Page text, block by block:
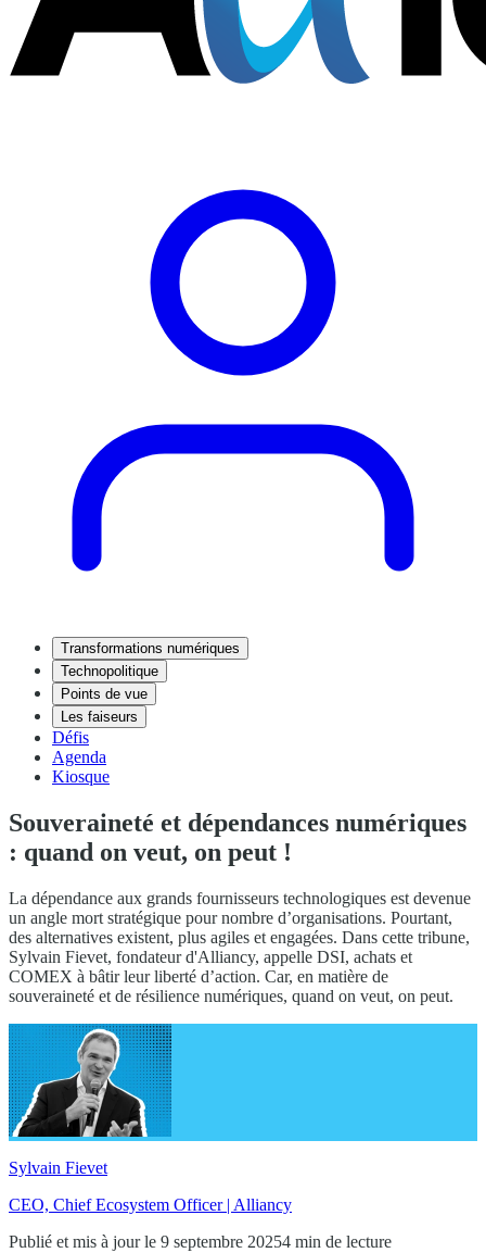
Transformations numériques
Technopolitique
Points de vue
Les faiseurs
Défis
Agenda
Kiosque
Souveraineté et dépendances numériques
: quand on veut, on peut !
La dépendance aux grands fournisseurs technologiques est devenue
un angle mort stratégique pour nombre d’organisations. Pourtant,
des alternatives existent, plus agiles et engagées. Dans cette tribune,
Sylvain Fievet, fondateur d'Alliancy, appelle DSI, achats et
COMEX à bâtir leur liberté d’action. Car, en matière de
souveraineté et de résilience numériques, quand on veut, on peut.
Sylvain Fievet
CEO, Chief Ecosystem Officer | Alliancy
Publié et mis à jour le 9 septembre 20254 min de lecture